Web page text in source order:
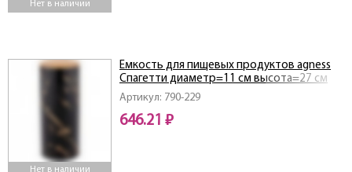
Нет в наличии
Нет в наличии
Артикул: 790-229
Емкость для пищевых продуктов agness
Спагетти диаметр=11 см высота=27 см
646.21 ₽